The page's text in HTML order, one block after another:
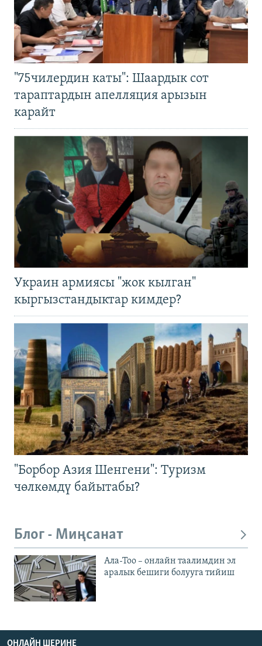
"75чилердин каты": Шаардык сот
тараптардын апелляция арызын
карайт
Украин армиясы "жок кылган"
кыргызстандыктар кимдер?
"Борбор Азия Шенгени": Туризм
чөлкөмдү байытабы?
Блог - Миңсанат
Ала-Тоо – онлайн таалимдин эл
аралык бешиги болууга тийиш
ОНЛАЙН ШЕРИНЕ